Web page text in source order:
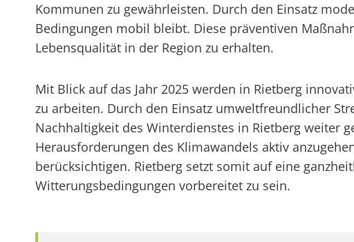
Kommunen zu gewährleisten. Durch den Einsatz
Bedingungen mobil bleibt. Diese präventiven
Lebensqualität in der Region zu erhalten.
Mit Blick auf das Jahr 2025 werden in Rietberg
zu arbeiten. Durch den Einsatz umweltfreundlicher
Nachhaltigkeit des Winterdienstes in Rietberg weiter
Herausforderungen des Klimawandels aktiv
berücksichtigen. Rietberg setzt somit auf eine
Witterungsbedingungen vorbereitet zu sein.